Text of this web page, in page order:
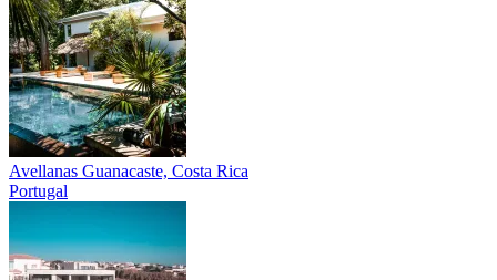
Avellanas Guanacaste, Costa Rica
Portugal